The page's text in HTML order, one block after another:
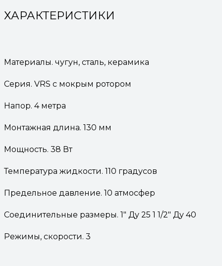
ХАРАКТЕРИСТИКИ
Материалы. чугун, сталь, керамика
Серия. VRS с мокрым ротором
Напор. 4 метра
Монтажная длина. 130 мм
Мощность. 38 Вт
Температура жидкости. 110 градусов
Предельное давление. 10 атмосфер
Соединительные размеры. 1″ Ду 25 1 1/2″ Ду 40
Режимы, скорости. 3